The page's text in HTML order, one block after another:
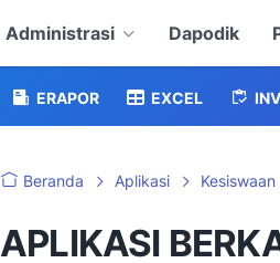
Administrasi Dapodik
ERAPOR EXCEL
Beranda Aplikasi Kesiswaan
APLIKASI